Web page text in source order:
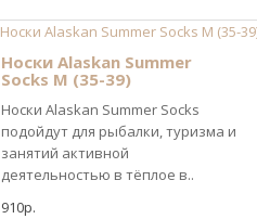
Носки Alaskan Summer
Socks M (35-39)
Носки Alaskan Summer Socks
подойдут для рыбалки, туризма и
занятий активной
деятельностью в тёплое в..
910р.